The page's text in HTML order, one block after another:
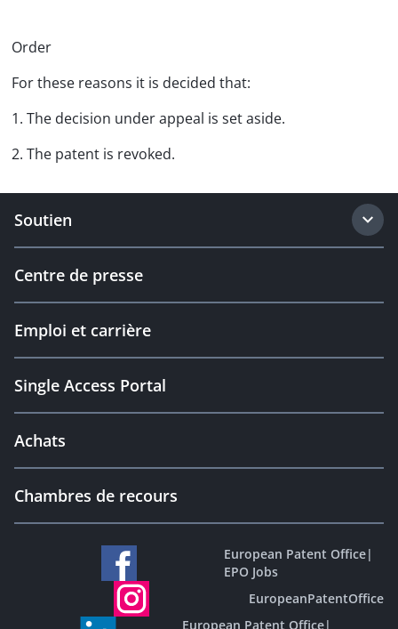
Order
For these reasons it is decided that:
1. The decision under appeal is set aside.
2. The patent is revoked.
Soutien
Centre de presse
Emploi et carrière
Single Access Portal
Achats
Chambres de recours
European Patent Office|
EPO Jobs
EuropeanPatentOffice
European Patent Office|